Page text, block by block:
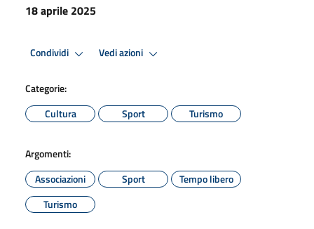
18 aprile 2025
Condividi Vedi azioni
Categorie:
Cultura
Sport Turismo
Argomenti:
Associazioni
Sport
Tempo libero
Turismo